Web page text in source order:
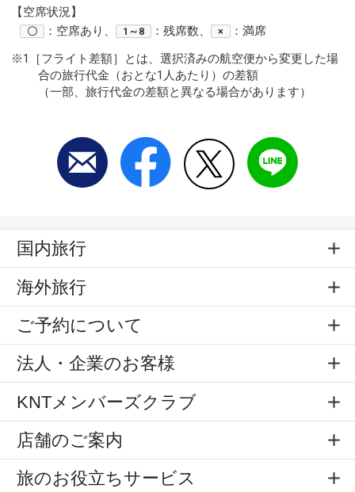
【空席状況】
〇 ：空席あり、 1～8 ：残席数、 ×
：満席
※1［フライト差額］とは、選択済みの航空便から変更した場
合の旅行代金（おとな1人あたり）の差額
（一部、旅行代金の差額と異なる場合があります）
国内旅行
海外旅行
ご予約について
法人・企業のお客様
KNTメンバーズクラブ
店舗のご案内
旅のお役立ちサービス